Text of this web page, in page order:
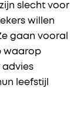
slecht voor
willen
gaan vooral
waarop
advies
leefstijl